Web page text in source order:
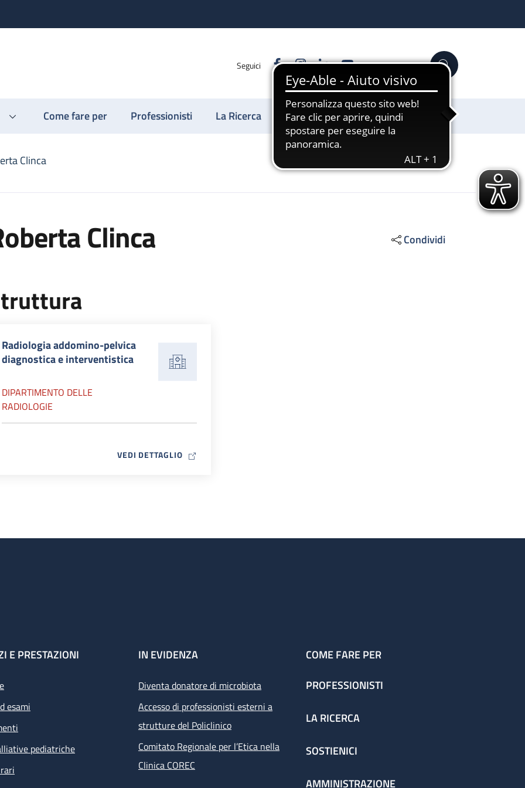
Seguici FacebookInstagram
LinkedinYouTube Cerca
Come fare per Professionisti La Ricerca Sostienici
Clinca
Clinca Condividi
Radiologia addomino-pelvica
diagnostica e interventistica
DIPARTIMENTO DELLE
RADIOLOGIE
VEDI DETTAGLIOMAP ICON
E PRESTAZIONI
esami
pediatriche
IN EVIDENZA
Diventa donatore di microbiota
Accesso di professionisti esterni a
strutture del Policlinico
Comitato Regionale per l’Etica nella
Clinica COREC
COME FARE PER
PROFESSIONISTI
LA RICERCA
SOSTIENICI
AMMINISTRAZIONE